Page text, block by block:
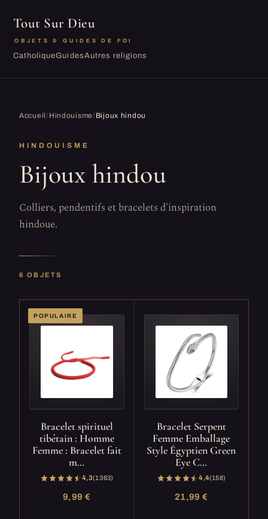
Tout Sur Dieu
OBJETS & GUIDES DE FOI
CatholiqueGuidesAutres religions
Accueil/ Hindouisme/ Bijoux hindou
HINDOUISME
Bijoux hindou
Colliers, pendentifs et bracelets d'inspiration
hindoue.
6 OBJETS
POPULAIRE
Bracelet spirituel
tibétain : Homme
Femme : Bracelet fait
m…
4,3(1 363)
9,99 €
Bracelet Serpent
Femme Emballage
Style Égyptien Green
Eye C…
4,4(158)
21,99 €